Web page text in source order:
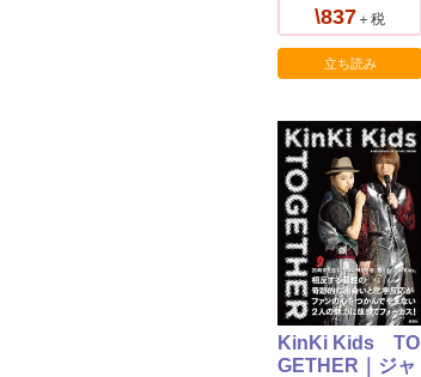
\837 ＋税
立ち読み
KinKi Kids TO
GETHER｜ジャ